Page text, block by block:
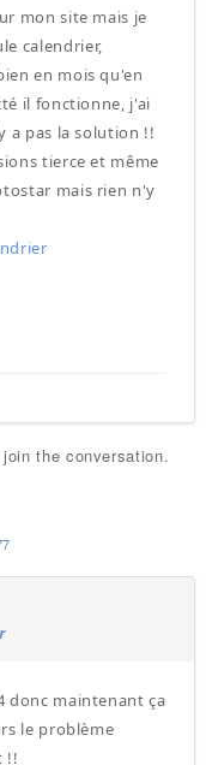
mon site mais je
calendrier,
en mois qu'en
il fonctionne, j'ai
a pas la solution !!
tierce et même
mais rien n'y
the conversation.
donc maintenant ça
le problème
!!